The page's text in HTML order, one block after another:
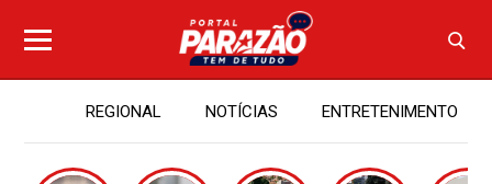
REGIONAL NOTÍCIAS ENTRETENIMENTO